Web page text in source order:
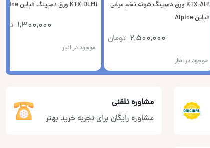
KTX-AH1 ورق دمپینگ شونه تخم مرغی
آلپاین Alpine
2,500,000 تومان
موجود در انبار
KTX-DLM1 ورق دمپینگ آلپاین Alpine
1,300,000
موجود در انبار
مشاوره تلفنی
مشاوره رایگان برای تجربه خرید بهتر